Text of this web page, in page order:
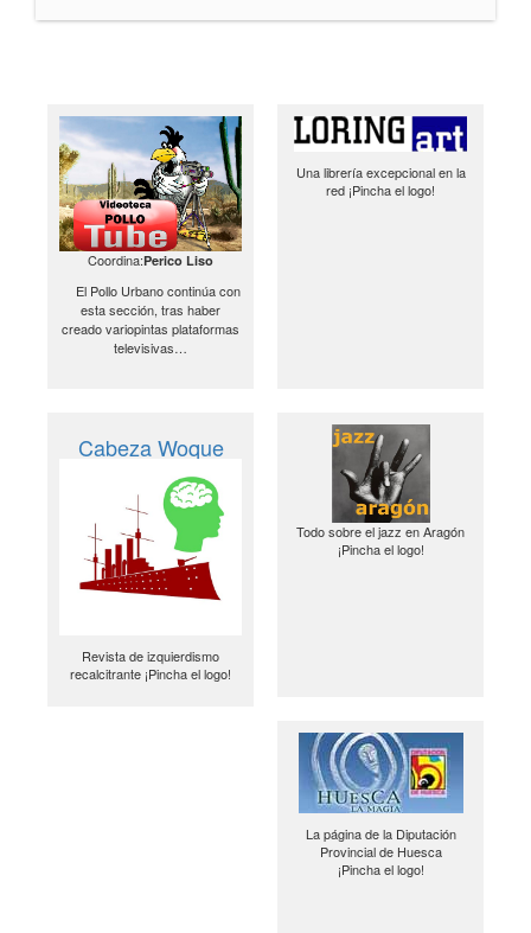
Coordina:Perico Liso
El Pollo Urbano continúa con
esta sección, tras haber
creado variopintas plataformas
televisivas…
Una librería excepcional en la
red ¡Pincha el logo!
Cabeza Woque
Revista de izquierdismo
recalcitrante ¡Pincha el logo!
Todo sobre el jazz en Aragón
¡Pincha el logo!
La página de la Diputación
Provincial de Huesca
¡Pincha el logo!